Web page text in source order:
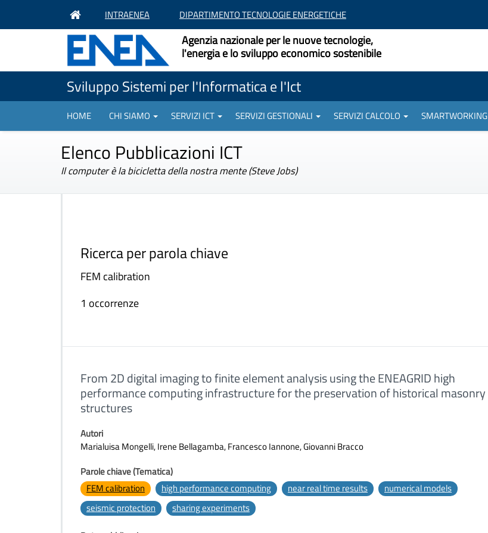
INTRAENEA DIPARTIMENTO TECNOLOGIE ENERGETICHE
Agenzia nazionale per le nuove tecnologie,
l'energia e lo sviluppo economico sostenibile
Sviluppo Sistemi per l'Informatica e l'Ict
HOME CHI SIAMO SERVIZI ICT SERVIZI GESTIONALI SERVIZI CALCOLO SMARTWORKING
Elenco Pubblicazioni ICT
Il computer è la bicicletta della nostra mente (Steve Jobs)
Ricerca per parola chiave
FEM calibration
1 occorrenze
From 2D digital imaging to finite element analysis using the ENEAGRID high
performance computing infrastructure for the preservation of historical masonry
structures
Autori
Marialuisa Mongelli, Irene Bellagamba, Francesco Iannone, Giovanni Bracco
Parole chiave (Tematica)
FEM calibration
high performance computing near real time results
numerical models
seismic protection
sharing experiments